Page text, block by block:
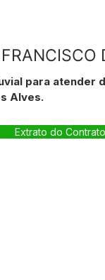
para atender
Alves.
Extrato do Contrato